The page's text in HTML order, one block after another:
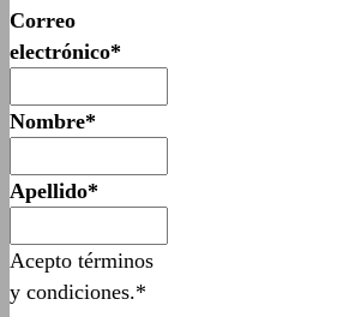
Correo
electrónico*
Nombre*
Apellido*
Acepto términos
y condiciones.*